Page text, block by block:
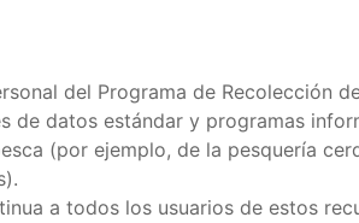
del Programa de Recolección
de datos estándar y programas
(por ejemplo, de la pesquería
a todos los usuarios de estos